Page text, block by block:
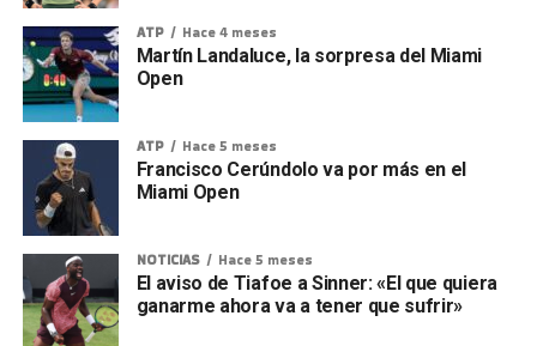
ATP Hace 4 meses
Martín Landaluce, la sorpresa del Miami
Open
ATP Hace 5 meses
Francisco Cerúndolo va por más en el
Miami Open
NOTICIAS Hace 5 meses
El aviso de Tiafoe a Sinner: «El que quiera
ganarme ahora va a tener que sufrir»